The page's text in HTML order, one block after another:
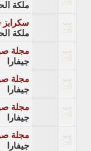
ملكة
ملكة
مجلة
جيفارا
مجلة
جيفارا
مجلة
جيفارا
مجلة
جيفارا